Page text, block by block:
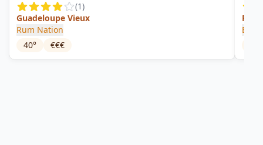
(1)
Guadeloupe Vieux
Rum Nation
40° €€€
Raw